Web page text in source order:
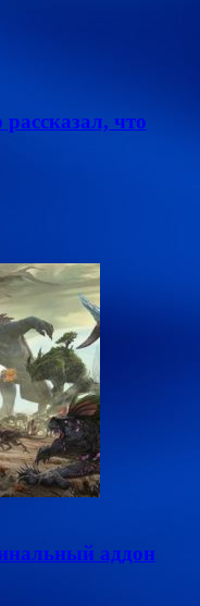
что
аддон